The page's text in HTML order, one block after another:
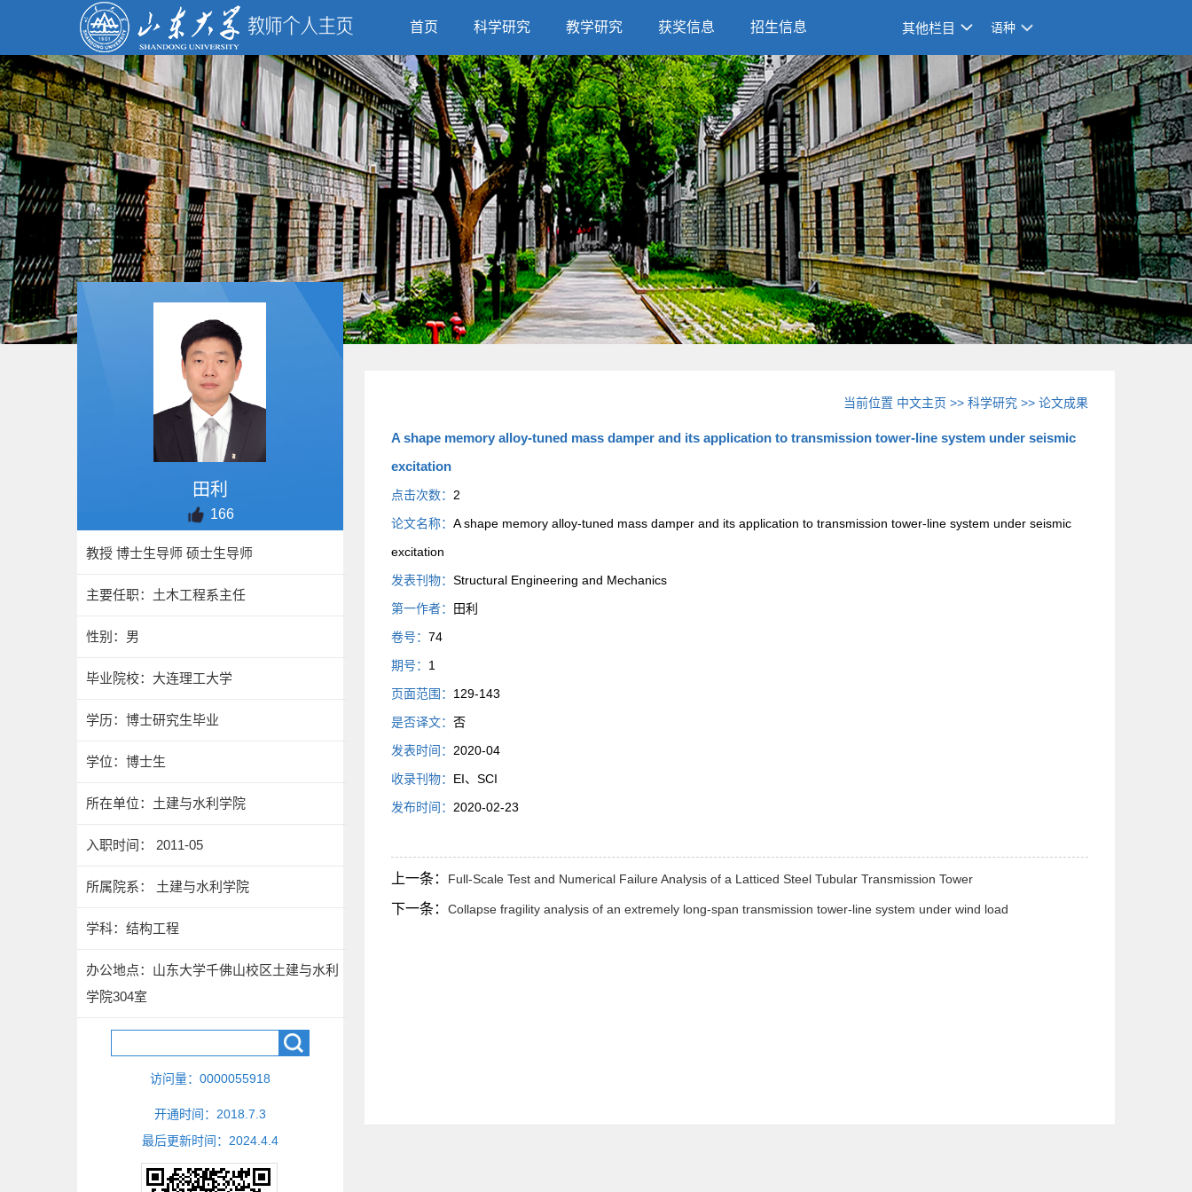
首页 科学研究 教学研究 获奖信息 招生信息 其他栏目 语种
田利
166
教授 博士生导师 硕士生导师
主要任职：土木工程系主任
性别：男
毕业院校：大连理工大学
学历：博士研究生毕业
学位：博士生
所在单位：土建与水利学院
入职时间： 2011-05
所属院系： 土建与水利学院
学科：结构工程
办公地点：山东大学千佛山校区土建与水利
学院304室
访问量： 0000055918
开通时间： 2018 7 3
最后更新时间： 2024 4 4
当前位置 中文主页 >>科学研究 >>论文成果
A shape memory alloy-tuned mass damper and its application to transmission tower-line system under seismic
excitation
点击次数： 2
论文名称： A shape memory alloy-tuned mass damper and its application to transmission tower-line system under seismic
excitation
发表刊物： Structural Engineering and Mechanics
第一作者：
田利
卷号： 74
期号： 1
页面范围： 129-143
是否译文： 否
发表时间： 2020-04
收录刊物： EI、SCI
发布时间： 2020-02-23
上一条： Full-Scale Test and Numerical Failure Analysis of a Latticed Steel Tubular Transmission Tower
下一条： Collapse fragility analysis of an extremely long-span transmission tower-line system under wind load